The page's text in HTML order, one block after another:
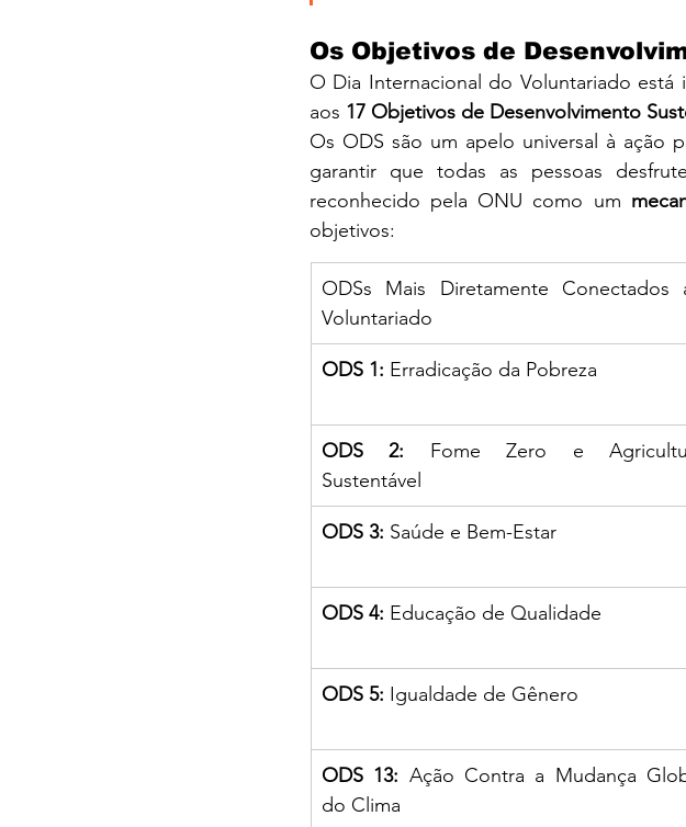
Os Objetivos de
O Dia Internacional do Voluntariado
aos 17 Objetivos de Desenvolvimento
Os ODS são um apelo universal à ação
garantir que todas as pessoas
reconhecido pela ONU como um
objetivos:
ODSs Mais Diretamente Conectados
Voluntariado
ODS 1: Erradicação da Pobreza
ODS 2: Fome Zero e
Sustentável
ODS 3: Saúde e Bem-Estar
ODS 4: Educação de Qualidade
ODS 5: Igualdade de Gênero
ODS 13: Ação Contra a Mudança
do Clima